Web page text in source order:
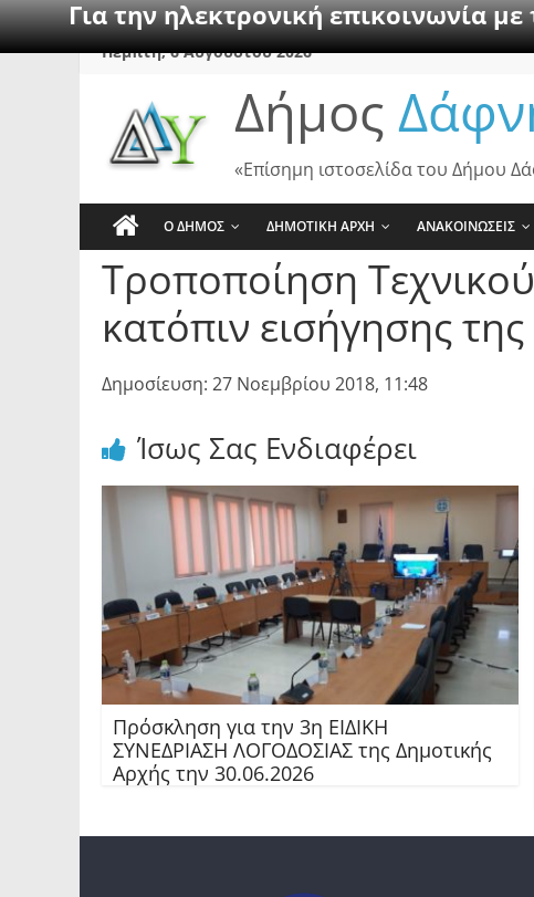
Για την ηλεκτρονική επικοινωνία
SkipΠέμπτη, 6 Αυγούστου 2026
Δήμος
«Επίσημη ιστοσελίδα του Δήμου
Ο ΔΗΜΟΣ ΔΗΜΟΤΙΚΗ ΑΡΧΗ ΑΝΑΚΟΙΝΩΣΕΙΣ
Τροποποίηση
κατόπιν εισήγησης
Δημοσίευση: 27 Νοεμβρίου 2018, 11:48
Ίσως Σας Ενδιαφέρει
Πρόσκληση για την 3η ΕΙΔΙΚΗ
ΣΥΝΕΔΡΙΑΣΗ ΛΟΓΟΔΟΣΙΑΣ της Δημοτικής
Αρχής την 30.06.2026